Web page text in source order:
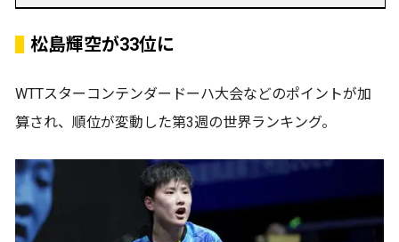
松島輝空が33位に
WTTスターコンテンダードーハ大会などのポイントが加
算され、順位が変動した第3週の世界ランキング。